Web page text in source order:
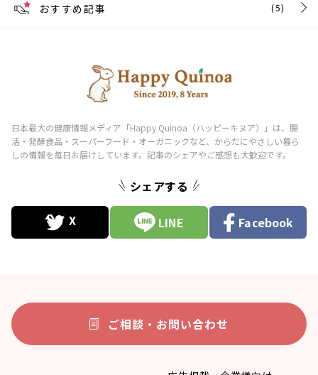
おすすめ記事 (5)
シェアする
LINE Facebook
ご相談・お問い合わせ